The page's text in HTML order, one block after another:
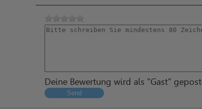
Deine Bewertung wird als "Gast"
Send